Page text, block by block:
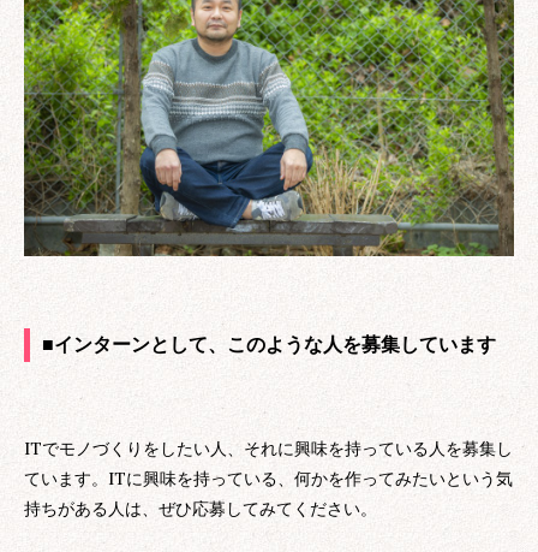
■インターンとして、このような人を募集しています
ITでモノづくりをしたい人、それに興味を持っている人を募集し
ています。ITに興味を持っている、何かを作ってみたいという気
持ちがある人は、ぜひ応募してみてください。